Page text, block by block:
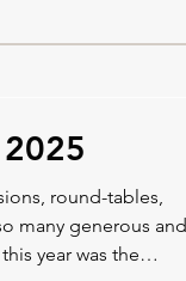
round-tables,
many generous and
year was the